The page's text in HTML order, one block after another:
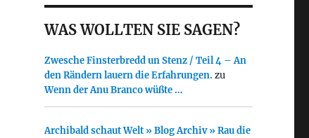
WAS WOLLTEN SIE SAGEN?
Zwesche Finsterbredd un Stenz / Teil 4 – An
den Rändern lauern die Erfahrungen. zu
Wenn der Anu Branco wüßte …
Archibald schaut Welt » Blog Archiv » Rau die